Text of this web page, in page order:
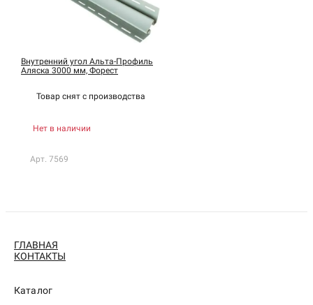
Внутренний угол Альта-Профиль
Аляска 3000 мм, Форест
Товар снят с производства
Нет в наличии
Арт. 7569
ГЛАВНАЯ
КОНТАКТЫ
Каталог